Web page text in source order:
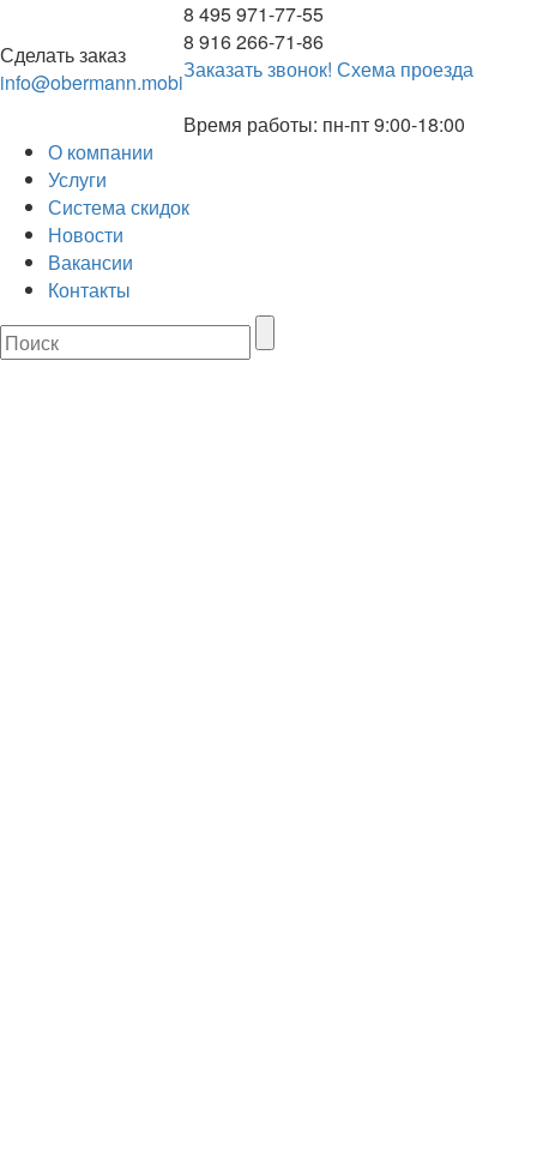
Сделать заказ
info@obermann.mobi
8 495 971-77-55
8 916 266-71-86
Заказать звонок! Схема проезда
Время работы: пн-пт 9:00-18:00
О компании
Услуги
Система скидок
Новости
Вакансии
Контакты